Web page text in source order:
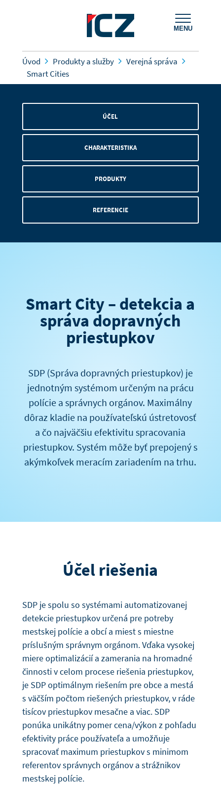
MENU
Úvod Produkty a služby
Verejná správa
Smart Cities
ÚČEL
CHARAKTERISTIKA
PRODUKTY
REFERENCIE
Smart City – detekcia a
správa dopravných
priestupkov
SDP (Správa dopravných priestupkov) je
jednotným systémom určeným na prácu
polície a správnych orgánov. Maximálny
dôraz kladie na používateľskú ústretovosť
a čo najväčšiu efektivitu spracovania
priestupkov. Systém môže byť prepojený s
akýmkoľvek meracím zariadením na trhu.
Účel riešenia
SDP je spolu so systémami automatizovanej
detekcie priestupkov určená pre potreby
mestskej polície a obcí a miest s miestne
príslušným správnym orgánom. Vďaka vysokej
miere optimalizácií a zamerania na hromadné
činnosti v celom procese riešenia priestupkov,
je SDP optimálnym riešením pre obce a mestá
s väčším počtom riešených priestupkov, v ráde
tisícov priestupkov mesačne a viac. SDP
ponúka unikátny pomer cena/výkon z pohľadu
efektivity práce používateľa a umožňuje
spracovať maximum priestupkov s minimom
referentov správnych orgánov a strážnikov
mestskej polície.